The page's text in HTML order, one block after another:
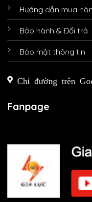
Hướng dẫn mua
Bảo hành & Đổi trả
Bảo mật thông tin
Chỉ đường trên
Fanpage